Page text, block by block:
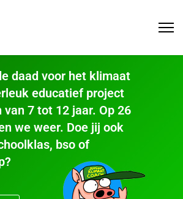
daad voor het klimaat
educatief project
7 tot 12 jaar. Op 26
we weer. Doe jij ook
bso of